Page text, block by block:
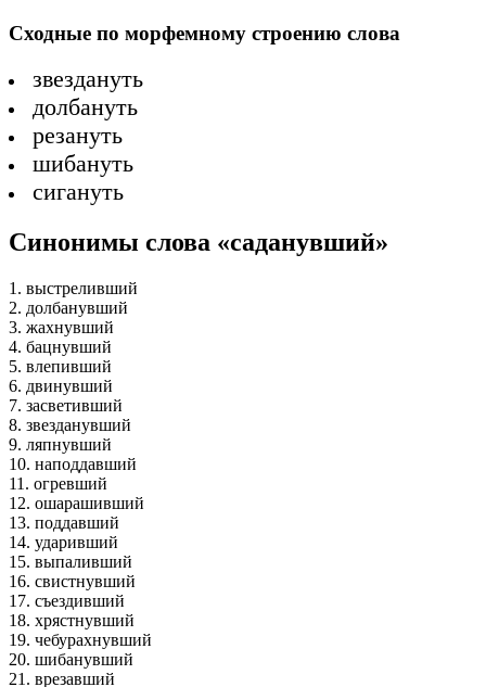
Сходные по морфемному строению слова
звездануть
долбануть
резануть
шибануть
сигануть
Синонимы слова «саданувший»
1. выстреливший
2. долбанувший
3. жахнувший
4. бацнувший
5. влепивший
6. двинувший
7. засветивший
8. звезданувший
9. ляпнувший
10. наподдавший
11. огревший
12. ошарашивший
13. поддавший
14. ударивший
15. выпаливший
16. свистнувший
17. съездивший
18. хрястнувший
19. чебурахнувший
20. шибанувший
21. врезавший